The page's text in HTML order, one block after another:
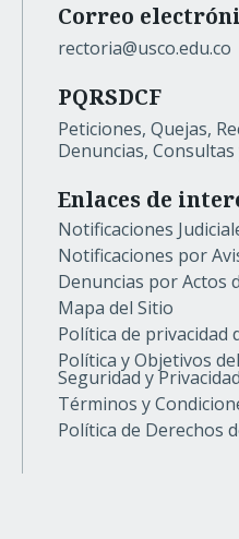
Correo
rectoria@usco.edu.co
PQRSDCF
Peticiones, Quejas,
Denuncias,
Enlaces de
Notificaciones
Notificaciones por
Denuncias por Actos
Mapa del Sitio
Política de privacidad
Política y Objetivos
Seguridad y
Términos y
Política de Derechos